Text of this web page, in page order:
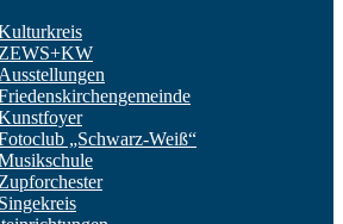
ZEWS+KW
Ausstellungen
„Schwarz-Weiß“
Zupforchester
Singekreis